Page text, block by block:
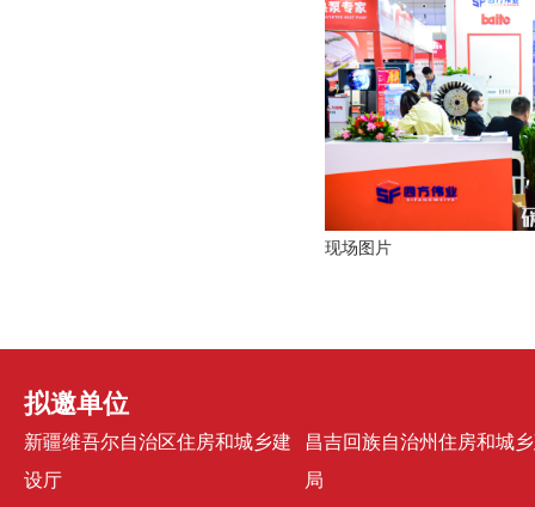
现场图片
拟邀单位
新疆维吾尔自治区住房和城乡建
设厅
昌吉回族自治州住房和城
局